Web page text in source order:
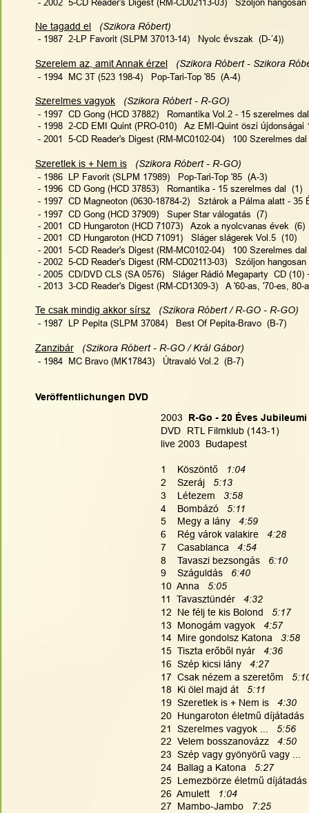
Ne tagadd el
(Szikora Róbert)
- 1987  2-LP Favorit (SLPM 37013-14)   Nyolc évszak  (D-´4))
Szerelem az, amit Annak érzel
(Szikora Róbert - Szikora
- 1994  MC 3T (523 198-4)   Pop-Tari-Top '85  (A-4)
Szerelmes vagyok
(Szikora Róbert - R-GO)
- 1997  CD Gong (HCD 37882)   Romantika Vol.2 - 15 szerelmes
- 1998  2-CD EMI Quint (PRO-010)   Az EMI-Quint öszi újdonságai
- 2001  5-CD Reader's Digest (RM-MC0102-04)   100 Szerelmes dal
Szeretlek is + Nem is
(Szikora Róbert - R-GO)
- 1986  LP Favorit (SLPM 17989)   Pop-Tari-Top '85  (A-3)
- 1996  CD Gong (HCD 37853)   Romantika - 15 szerelmes dal  (1)
- 1997  CD Magneoton (0630-18784-2)   Sztárok a Pálma alatt - 35
- 1997  CD Gong (HCD 37909)   Super Star válogatás  (7)
- 2001  CD Hungaroton (HCD 71073)   Azok a nyolcvanas évek  (6)
- 2001  CD Hungaroton (HCD 71091)   Sláger slágerek Vol.5  (10)
- 2001  5-CD Reader's Digest (RM-MC0102-04)   100 Szerelmes
- 2002  5-CD Reader's Digest (RM-CD02113-03)   Szóljon
- 2005  CD/DVD CLS (SA 0576)   Sláger Rádió Megaparty  CD (10)
- 2013  3-CD Reader's Digest (RM-CD1309-3)   A '60-as, '70-es,
Te csak mindig akkor sírsz
(Szikora Róbert / R-GO - R-GO)
- 1987  LP Pepita (SLPM 37084)   Best Of Pepita-Bravo  (B-7)
Zanzibár
(Szikora Róbert - R-GO / Král Gábor)
- 1984  MC Bravo (MK17843)   Útravaló Vol.2  (B-7)
Veröffentlichungen DVD
2003
R-Go - 20 Éves
DVD
RTL Filmklub (143-1)
live 2003  Budapest
1    Köszöntő
1:04
2    Szeráj 5:13
3    Létezem 3:58
4    Bombázó 5:11
5    Megy a lány 4:59
6    Rég várok valakire 4:28
7    Casablanca 4:54
8    Tavaszi bezsongás 6:10
9    Száguldás 6:40
10  Anna 5:05
11  Tavasztündér 4:32
12  Ne félj te kis Bolond 5:17
13  Monogám vagyok
4:57
14  Mire gondolsz Katona 3:58
15  Tiszta erőből nyár 4:36
16  Szép kicsi lány 4:27
17  Csak nézem a szeretőm
18  Ki ölel majd át 5:11
19  Szeretlek is + Nem is 4:30
20  Hungaroton életmű
21  Szerelmes vagyok ... 5:56
22  Velem bosszanovázz 4:50
23  Szép vagy gyönyörű vagy ...
24  Ballag a Katona 5:27
25  Lemezbörze életmű
26  Amulett
1:04
27  Mambo-Jambo 7:25